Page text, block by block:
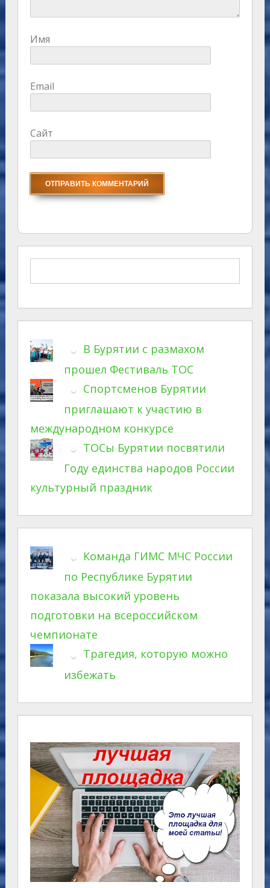
Имя
Email
Сайт
В Бурятии с размахом
прошел Фестиваль ТОС
Спортсменов Бурятии
приглашают к участию в
международном конкурсе
ТОСы Бурятии посвятили
Году единства народов России
культурный праздник
Команда ГИМС МЧС России
по Республике Бурятии
показала высокий уровень
подготовки на всероссийском
чемпионате
Трагедия, которую можно
избежать